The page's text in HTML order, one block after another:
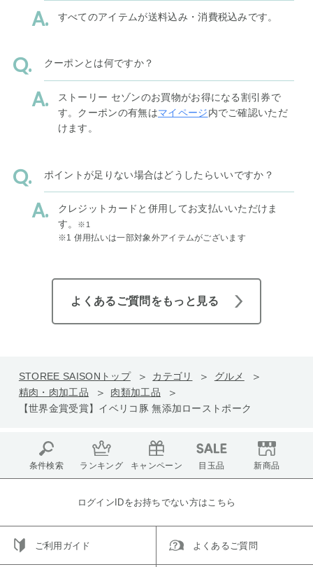
すべてのアイテムが送料込み・消費税込みです。
クーポンとは何ですか？
ストーリー セゾンのお買物がお得になる割引券で
す。クーポンの有無はマイページ内でご確認いただ
けます。
ポイントが足りない場合はどうしたらいいですか？
クレジットカードと併用してお支払いいただけま
す。
※1
※1 併用払いは一部対象外アイテムがございます
よくあるご質問をもっと見る
STOREE SAISONトップ カテゴリ
グルメ
精肉・肉加工品
肉類加工品
【世界金賞受賞】イベリコ豚 無添加ローストポーク
条件検索 ランキング キャンペーン 目玉品 新商品
ログインIDをお持ちでない方はこちら
ご利用ガイド よくあるご質問